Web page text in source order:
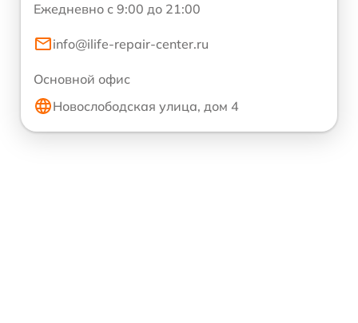
Ежедневно с 9:00 до 21:00
info@ilife-repair-center.ru
Основной офис
Новослободская улица, дом 4